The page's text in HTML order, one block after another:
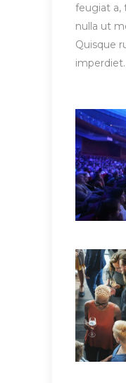
feugiat a,
nulla ut
Quisque
imperdiet.